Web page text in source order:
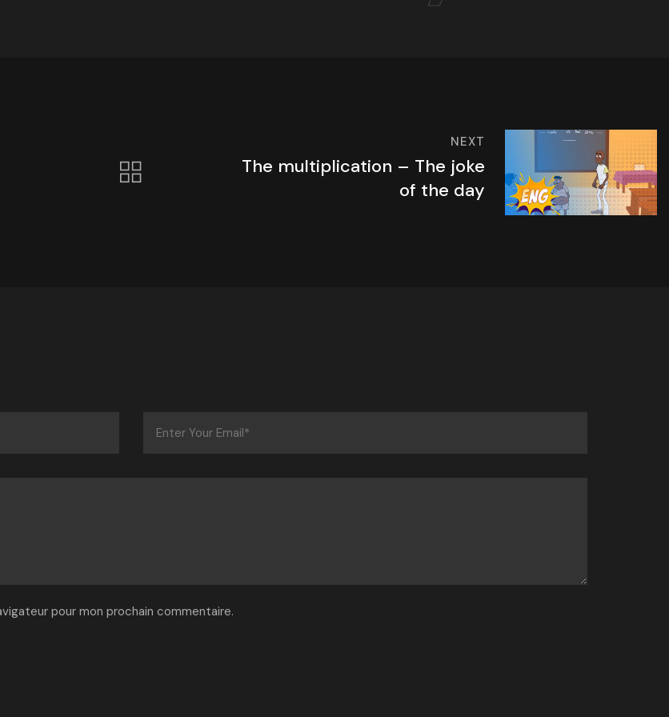
NEXT
The multiplication – The joke
of the day
pour mon prochain commentaire.